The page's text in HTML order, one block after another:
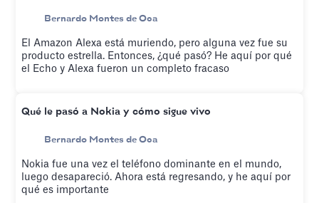
Bernardo Montes de Oca
El Amazon Alexa está muriendo, pero alguna vez fue su
producto estrella. Entonces, ¿qué pasó? He aquí por qué
el Echo y Alexa fueron un completo fracaso
Qué le pasó a Nokia y cómo sigue vivo
Bernardo Montes de Oca
Nokia fue una vez el teléfono dominante en el mundo,
luego desapareció. Ahora está regresando, y he aquí por
qué es importante